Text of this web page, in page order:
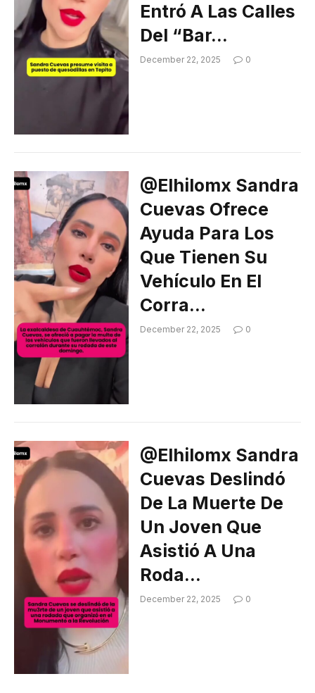
Entró A Las Calles
Del “Bar…
December 22, 2025 0
@elhilomx Sandra
Cuevas Ofrece
Ayuda Para Los
Que Tienen Su
Vehículo En El
Corra…
December 22, 2025 0
@elhilomx Sandra
Cuevas Deslindó
De La Muerte De
Un Joven Que
Asistió A Una
Roda…
December 22, 2025 0